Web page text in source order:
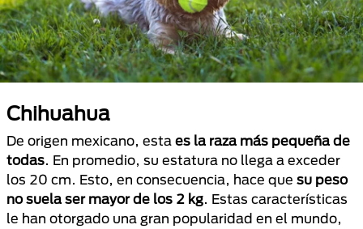
Chihuahua
De origen mexicano, esta es la raza más pequeña de
todas. En promedio, su estatura no llega a exceder
los 20 cm. Esto, en consecuencia, hace que su peso
no suela ser mayor de los 2 kg. Estas características
le han otorgado una gran popularidad en el mundo,